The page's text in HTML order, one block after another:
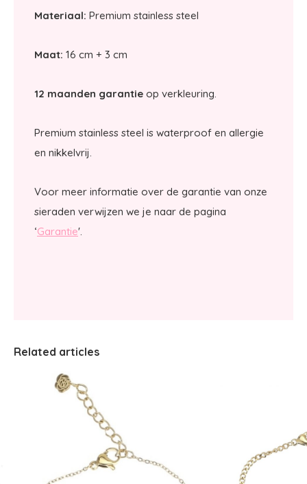
Materiaal: Premium stainless steel
Maat: 16 cm + 3 cm
12 maanden garantie op verkleuring.
Premium stainless steel is waterproof en allergie
en nikkelvrij.
Voor meer informatie over de garantie van onze
sieraden verwijzen we je naar de pagina
‘Garantie'.
Related articles